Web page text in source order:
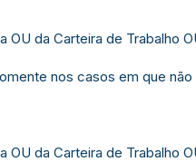
da Carteira de Trabalho
nos casos em que
da Carteira de Trabalho